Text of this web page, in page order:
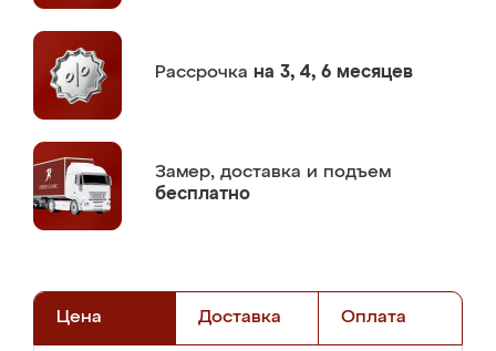
Рассрочка на 3, 4, 6 месяцев
Замер, доставка и подъем
бесплатно
Цена Доставка Оплата